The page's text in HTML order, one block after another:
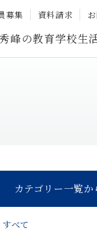
募集 資料請求
峰の教育学校生
カテゴリー一覧
すべて